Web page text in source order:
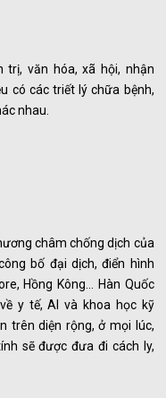
trị, văn hóa, xã hội, nhận
có các triết lý chữa bệnh,
nhau.
châm chống dịch của
bố đại dịch, điển hình
Hồng Kông… Hàn Quốc
y tế, AI và khoa học kỹ
trên diện rộng, ở mọi lúc,
sẽ được đưa đi cách ly,